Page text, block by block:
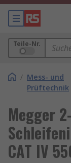
Teile-Nr.
/ Mess- und
Prüftechnik
Megger
CAT IV